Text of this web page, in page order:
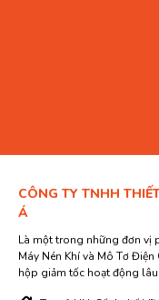
CÔNG TY TNHH
Á
Là một trong những đơn vị
Máy Nén Khí và Mô Tơ
hộp giảm tốc hoạt động